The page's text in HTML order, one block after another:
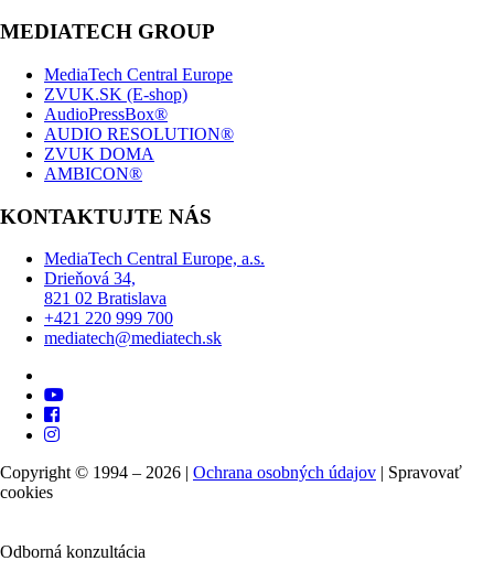
MEDIATECH GROUP
MediaTech Central Europe
ZVUK.SK (E-shop)
AudioPressBox®
AUDIO RESOLUTION®
ZVUK DOMA
AMBICON®
KONTAKTUJTE NÁS
MediaTech Central Europe, a.s.
Drieňová 34,
821 02 Bratislava
+421 220 999 700
mediatech@mediatech.sk
Copyright © 1994 – 2026 | Ochrana osobných údajov | Spravovať
cookies
Odborná konzultácia